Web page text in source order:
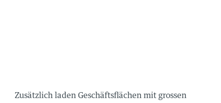
finden:
Zusätzlich laden Geschäftsflächen mit grossen